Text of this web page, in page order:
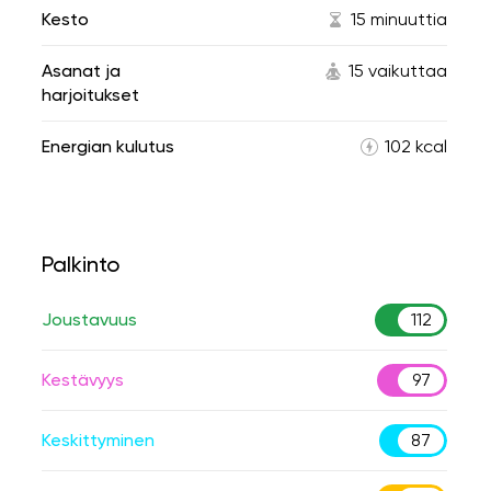
Kesto 15 minuuttia
Asanat ja
harjoitukset
15 vaikuttaa
Energian kulutus 102 kcal
Palkinto
Joustavuus 112
Kestävyys 97
Keskittyminen 87